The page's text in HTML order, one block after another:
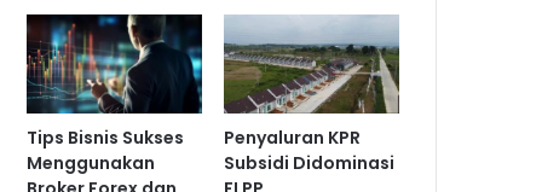
Tips Bisnis Sukses
Menggunakan
Penyaluran KPR
Subsidi Didominasi